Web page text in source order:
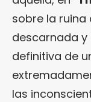
sobre la
descarnada y
definitiva de
las